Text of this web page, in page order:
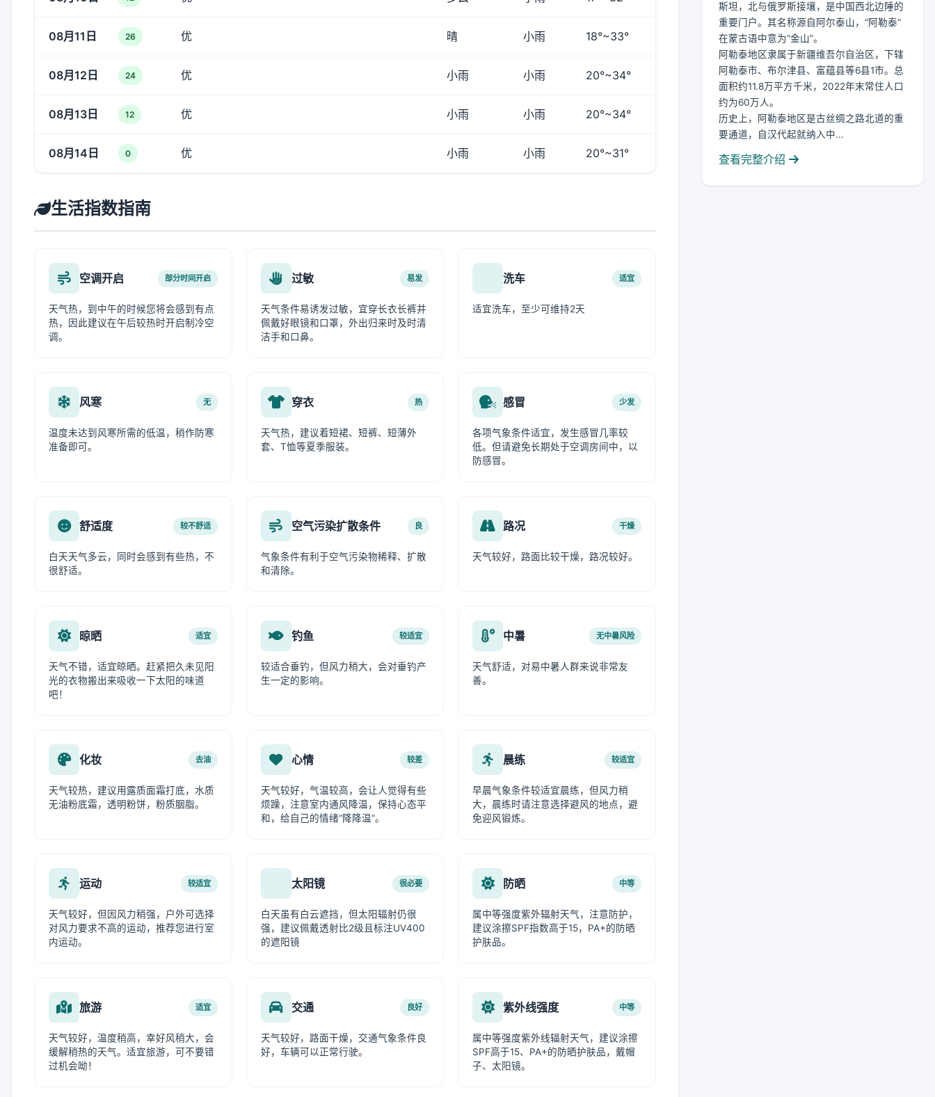
08月11日 26 优 晴 小雨 18°~33°
08月12日 24 优 小雨 小雨 20°~34°
08月13日 12 优 小雨 小雨 20°~34°
08月14日 0 优 小雨 小雨 20°~31°
生活指数指南
空调开启 部分时间开启
天气热，到中午的时候您将会感到有点
热，因此建议在午后较热时开启制冷空
调。
过敏 易发
天气条件易诱发过敏，宜穿长衣长裤并
佩戴好眼镜和口罩，外出归来时及时清
洁手和口鼻。
洗车 适宜
适宜洗车，至少可维持2天
风寒 无
温度未达到风寒所需的低温，稍作防寒
准备即可。
穿衣 热
天气热，建议着短裙、短裤、短薄外
套、T恤等夏季服装。
感冒 少发
各项气象条件适宜，发生感冒几率较
低。但请避免长期处于空调房间中，以
防感冒。
舒适度 较不舒适
白天天气多云，同时会感到有些热，不
很舒适。
空气污染扩散条件 良
气象条件有利于空气污染物稀释、扩散
和清除。
路况 干燥
天气较好，路面比较干燥，路况较好。
晾晒 适宜
天气不错，适宜晾晒。赶紧把久未见阳
光的衣物搬出来吸收一下太阳的味道
吧！
钓鱼 较适宜
较适合垂钓，但风力稍大，会对垂钓产
生一定的影响。
中暑 无中暑风险
天气舒适，对易中暑人群来说非常友
善。
化妆 去油
天气较热，建议用露质面霜打底，水质
无油粉底霜，透明粉饼，粉质胭脂。
心情 较差
天气较好，气温较高，会让人觉得有些
烦躁，注意室内通风降温，保持心态平
和，给自己的情绪“降降温”。
晨练 较适宜
早晨气象条件较适宜晨练，但风力稍
大，晨练时请注意选择避风的地点，避
免迎风锻炼。
运动 较适宜
天气较好，但因风力稍强，户外可选择
对风力要求不高的运动，推荐您进行室
内运动。
太阳镜 很必要
白天虽有白云遮挡，但太阳辐射仍很
强，建议佩戴透射比2级且标注UV400
的遮阳镜
防晒 中等
属中等强度紫外辐射天气，注意防护，
建议涂擦SPF指数高于15，PA+的防晒
护肤品。
旅游 适宜
天气较好，温度稍高，幸好风稍大，会
缓解稍热的天气。适宜旅游，可不要错
过机会呦！
交通 良好
天气较好，路面干燥，交通气象条件良
好，车辆可以正常行驶。
紫外线强度 中等
属中等强度紫外线辐射天气，建议涂擦
SPF高于15、PA+的防晒护肤品，戴帽
子、太阳镜。
斯坦，北与俄罗斯接壤，是中国西北边陲的
重要门户。其名称源自阿尔泰山，“阿勒泰”
在蒙古语中意为“金山”。
阿勒泰地区隶属于新疆维吾尔自治区，下辖
阿勒泰市、布尔津县、富蕴县等6县1市。总
面积约11.8万平方千米，2022年末常住人口
约为60万人。
历史上，阿勒泰地区是古丝绸之路北道的重
要通道，自汉代起就纳入中...
查看完整介绍